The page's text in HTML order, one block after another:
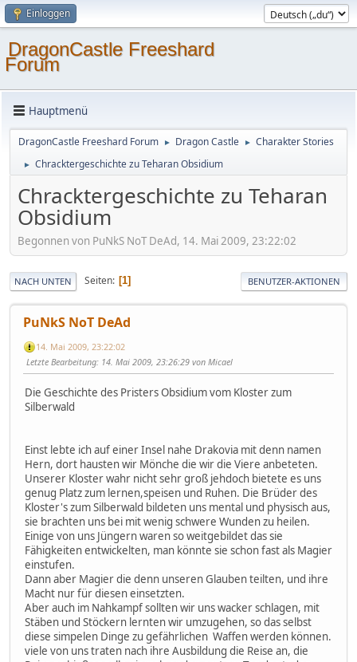
Einloggen
DragonCastle Freeshard
Forum
Hauptmenü
DragonCastle Freeshard Forum ► Dragon Castle ► Charakter Stories
► Chracktergeschichte zu Teharan Obsidium
Chracktergeschichte zu Teharan
Obsidium
Begonnen von PuNkS NoT DeAd, 14. Mai 2009, 23:22:02
NACH UNTEN Seiten 1 BENUTZER-AKTIONEN
PuNkS NoT DeAd
14. Mai 2009, 23:22:02
Letzte Bearbeitung: 14. Mai 2009, 23:26:29 von Micael
Die Geschichte des Pristers Obsidium vom Kloster zum
Silberwald
Einst lebte ich auf einer Insel nahe Drakovia mit denn namen
Hern, dort hausten wir Mönche die wir die Viere anbeteten.
Unserer Kloster wahr nicht sehr groß jehdoch bietete es uns
genug Platz zum lernen,speisen und Ruhen. Die Brüder des
Kloster's zum Silberwald bildeten uns mental und physisch aus,
sie brachten uns bei mit wenig schwere Wunden zu heilen.
Einige von uns Jüngern waren so weitgebildet das sie
Fähigkeiten entwickelten, man könnte sie schon fast als Magier
einstufen.
Dann aber Magier die denn unseren Glauben teilten, und ihre
Macht nur für diesen einsetzten.
Aber auch im Nahkampf sollten wir uns wacker schlagen, mit
Stäben und Stöckern lernten wir umzugehen, so das selbst
diese simpelen Dinge zu gefährlichen Waffen werden können.
viele von uns traten nach ihre Ausbildung die Reise an, die